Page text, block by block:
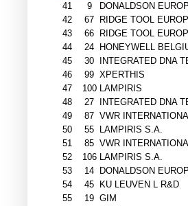
41
9 DONALDSON
42
67 RIDGE TOOL
43
66 RIDGE TOOL
44
24 HONEYWELL
45
30 INTEGRATED DNA
46
99 XPERTHIS
47
100 LAMPIRIS
48
27 INTEGRATED DNA
49
87 VWR
50
55 LAMPIRIS S.A.
51
85 VWR
52
106 LAMPIRIS S.A.
53
14 DONALDSON
54
45 KU LEUVEN L R&D
55
19 GIM